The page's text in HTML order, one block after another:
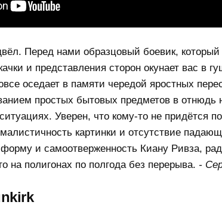
Перед нами образцовый боевик, который
и представления сторон окунает вас в
оседает в памяти чередой яростных
простых бытовых предметов в отнюдь
Уверен, что кому-то не придётся
картинки и отсутствие
и самоотверженность Киану Ривза,
на полигонах по полгода без перерыва. -